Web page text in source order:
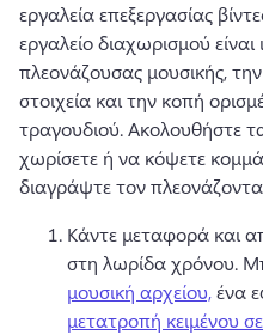
εργαλεία επεξεργασίας
εργαλείο διαχωρισμού
πλεονάζουσας μουσικής,
στοιχεία και την κοπή
τραγουδιού. Ακολουθήστε
χωρίσετε ή να κόψετε
διαγράψτε τον
Κάντε μεταφορά και
στη λωρίδα χρόνου.
μουσική αρχείου, ένα
μετατροπή κειμένου